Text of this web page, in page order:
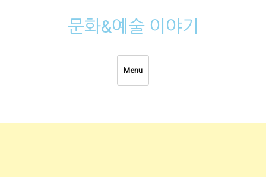
문화&예술 이야기
Menu